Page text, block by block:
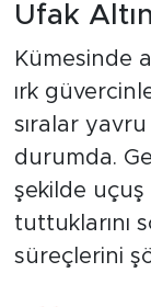
Ufak
Kümesinde
ırk
sıralar
durumda.
şekilde
tuttuklarını
süreçlerini